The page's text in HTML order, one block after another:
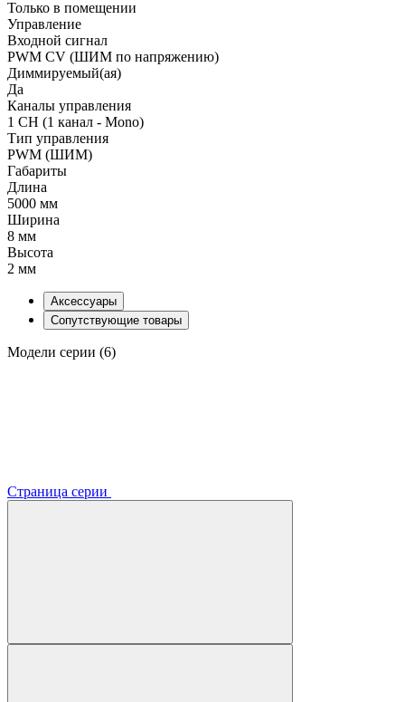
Только в помещении
Управление
Входной сигнал
PWM СV (ШИМ по напряжению)
Диммируемый(ая)
Да
Каналы управления
1 CH (1 канал - Mono)
Тип управления
PWM (ШИМ)
Габариты
Длина
5000 мм
Ширина
8 мм
Высота
2 мм
Аксессуары
Сопутствующие товары
Модели серии (6)
Страница серии